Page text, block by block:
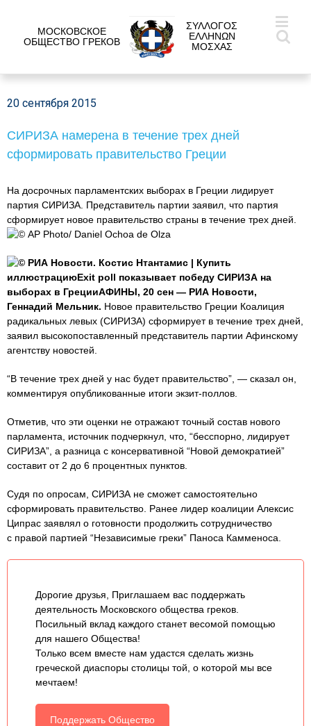
МОСКОВСКОЕ
ОБЩЕСТВО ГРЕКОВ
ΣΥΛΛΟΓΟΣ
ΕΛΛΗΝΩΝ
ΜΟΣΧΑΣ
20 сентября 2015
СИРИЗА намерена в течение трех дней
сформировать правительство Греции
На досрочных парламентских выборах в Греции лидирует
партия СИРИЗА. Представитель партии заявил, что партия
сформирует новое правительство страны в течение трех дней.
© AP Photo/ Daniel Ochoa de Olza
© РИА Новости. Костис Нтантамис | Купить
иллюстрациюExit poll показывает победу СИРИЗА на
выборах в ГрецииАФИНЫ, 20 сен — РИА Новости,
Геннадий Мельник. Новое правительство Греции Коалиция
радикальных левых (СИРИЗА) сформирует в течение трех дней,
заявил высокопоставленный представитель партии Афинскому
агентству новостей.
“В течение трех дней у нас будет правительство”, — сказал он,
комментируя опубликованные итоги экзит-поллов.
Отметив, что эти оценки не отражают точный состав нового
парламента, источник подчеркнул, что, “бесспорно, лидирует
СИРИЗА”, а разница с консервативной “Новой демократией”
составит от 2 до 6 процентных пунктов.
Судя по опросам, СИРИЗА не сможет самостоятельно
сформировать правительство. Ранее лидер коалиции Алексис
Ципрас заявлял о готовности продолжить сотрудничество
с правой партией “Независимые греки” Паноса Камменоса.
Дорогие друзья, Приглашаем вас поддержать
деятельность Московского общества греков.
Посильный вклад каждого станет весомой помощью
для нашего Общества!
Только всем вместе нам удастся сделать жизнь
греческой диаспоры столицы той, о которой мы все
мечтаем!
Поддержать Общество